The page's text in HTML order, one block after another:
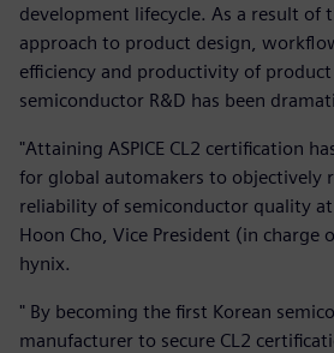
development lifecycle. As a result of
approach to product design,
efficiency and productivity of
semiconductor R&D has been
"Attaining ASPICE CL2 certification
for global automakers to objectively
reliability of semiconductor quality
Hoon Cho, Vice President (in charge
hynix.
" By becoming the first Korean
manufacturer to secure CL2